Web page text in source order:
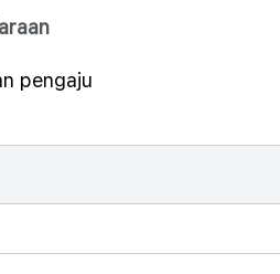
pengaju